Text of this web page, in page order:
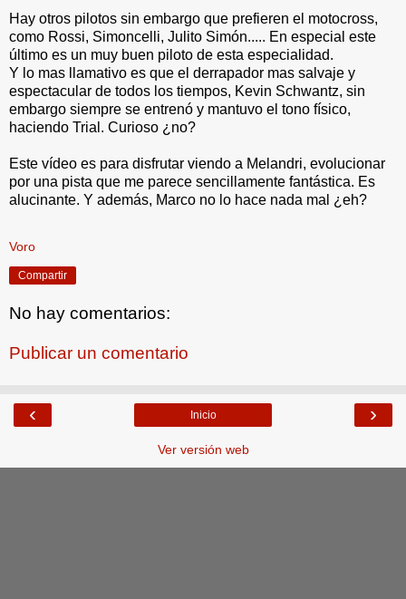
Hay otros pilotos sin embargo que prefieren el motocross,
como Rossi, Simoncelli, Julito Simón..... En especial este
último es un muy buen piloto de esta especialidad.
Y lo mas llamativo es que el derrapador mas salvaje y
espectacular de todos los tiempos, Kevin Schwantz, sin
embargo siempre se entrenó y mantuvo el tono físico,
haciendo Trial. Curioso ¿no?
Este vídeo es para disfrutar viendo a Melandri, evolucionar
por una pista que me parece sencillamente fantástica. Es
alucinante. Y además, Marco no lo hace nada mal ¿eh?
Voro
Compartir
No hay comentarios:
Publicar un comentario
‹ ›
Inicio
Ver versión web